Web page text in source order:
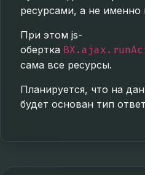
ресурсами, а не именно
При этом js-
обертка
сама все ресурсы.
Планируется, что на
будет основан тип